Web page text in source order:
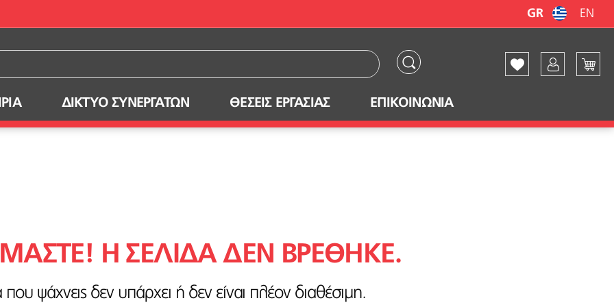
GR EN
ΔΙΚΤΥΟ ΣΥΝΕΡΓΑΤΩΝ ΘΕΣΕΙΣ ΕΡΓΑΣΙΑΣ ΕΠΙΚΟΙΝΩΝΙΑ
H ΣΕΛΙΔΑ ΔΕΝ ΒΡΕΘΗΚΕ.
ψάχνεις δεν υπάρχει ή δεν είναι πλέον διαθέσιμη.